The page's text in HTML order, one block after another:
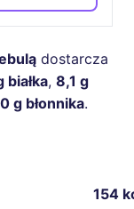
dostarcza
białka, 8,1 g
g błonnika.
154